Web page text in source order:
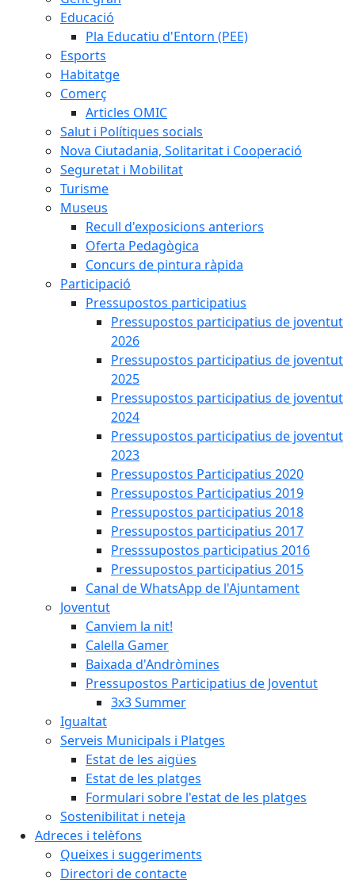
Educació
Pla Educatiu d'Entorn (PEE)
Esports
Habitatge
Comerç
Articles OMIC
Salut i Polítiques socials
Nova Ciutadania, Solitaritat i Cooperació
Seguretat i Mobilitat
Turisme
Museus
Recull d'exposicions anteriors
Oferta Pedagògica
Concurs de pintura ràpida
Participació
Pressupostos participatius
Pressupostos participatius de joventut
2026
Pressupostos participatius de joventut
2025
Pressupostos participatius de joventut
2024
Pressupostos participatius de joventut
2023
Pressupostos Participatius 2020
Pressupostos Participatius 2019
Pressupostos participatius 2018
Pressupostos participatius 2017
Presssupostos participatius 2016
Pressupostos participatius 2015
Canal de WhatsApp de l'Ajuntament
Joventut
Canviem la nit!
Calella Gamer
Baixada d'Andròmines
Pressupostos Participatius de Joventut
3x3 Summer
Igualtat
Serveis Municipals i Platges
Estat de les aigües
Estat de les platges
Formulari sobre l'estat de les platges
Sostenibilitat i neteja
Adreces i telèfons
Queixes i suggeriments
Directori de contacte